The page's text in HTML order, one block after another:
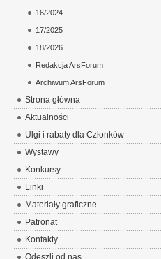
16/2024
17/2025
18/2026
Redakcja ArsForum
Archiwum ArsForum
Strona główna
Aktualności
Ulgi i rabaty dla Członków
Wystawy
Konkursy
Linki
Materiały graficzne
Patronat
Kontakty
Odeszli od nas